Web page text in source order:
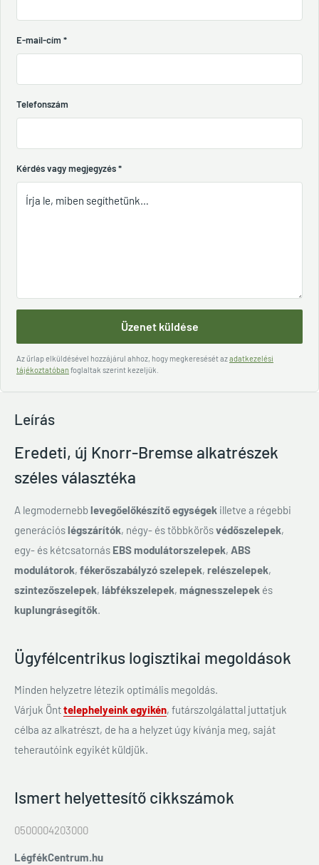
E-mail-cím *
Telefonszám
Kérdés vagy megjegyzés*
Üzenet küldése
Az űrlap elküldésével hozzájárul ahhoz, hogy megkeresését azadatkezelési
tájékoztatóban foglaltak szerint kezeljük.
Leírás
Eredeti, új Knorr-Bremse alkatrészek
széles választéka
A legmodernebblevegőelőkészítő egységek illetve a régebbi
generációslégszárítók, négy- és többkörösvédőszelepek,
egy- és kétcsatornás EBS modulátorszelepek, ABS
modulátorok, fékerőszabályzó szelepek, relészelepek,
szintezőszelepek, lábfékszelepek, mágnesszelepek és
kuplungrásegítők.
Ügyfélcentrikus logisztikai megoldások
Minden helyzetre létezik optimális megoldás.
Várjuk Önttelephelyeink egyikén, futárszolgálattal juttatjuk
célba az alkatrészt, de ha a helyzet úgy kívánja meg, saját
teherautóink egyikét küldjük.
Ismert helyettesítő cikkszámok
0500004203000
LégfékCentrum.hu